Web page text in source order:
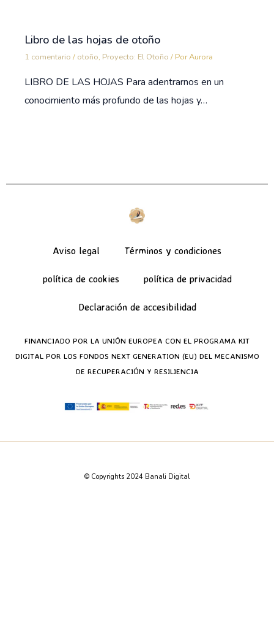
Libro de las hojas de otoño
1 comentario / otoño, Proyecto: El Otoño / PorAurora
LIBRO DE LAS HOJAS Para adentrarnos en un
conocimiento más profundo de las hojas y…
Aviso legal Términos y condiciones
política de cookies política de privacidad
Declaración de accesibilidad
FINANCIADO POR LA UNIÓN EUROPEA CON EL PROGRAMA KIT
DIGITAL POR LOS FONDOS NEXT GENERATION (EU) DEL MECANISMO
DE RECUPERACIÓN Y RESILIENCIA
© Copyrights 2024 Banali Digital